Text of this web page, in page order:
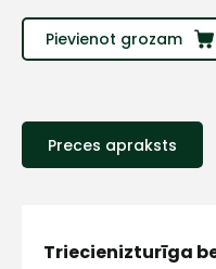
Pievienot grozam
Preces apraksts
Triecienizturīga